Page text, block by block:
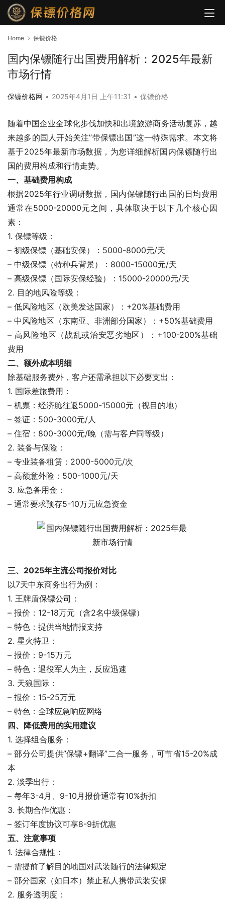
Home 保镖价格
国内保镖随行出国费用解析：2025年最新
市场行情
保镖价格网 • 2025年4月1日 上午11:31 • 保镖价格
随着中国企业全球化步伐加快和出境旅游商务活动复苏，越
来越多的国人开始关注”带保镖出国”这一特殊需求。本文将
基于2025年最新市场数据，为您详细解析国内保镖随行出
国的费用构成和行情走势。
一、基础费用构成
根据2025年行业调研数据，国内保镖随行出国的日均费用
通常在5000-20000元之间，具体取决于以下几个核心因
素：
1. 保镖等级：
– 初级保镖（基础安保）：5000-8000元/天
– 中级保镖（特种兵背景）：8000-15000元/天
– 高级保镖（国际安保经验）：15000-20000元/天
2. 目的地风险等级：
– 低风险地区（欧美发达国家）：+20%基础费用
– 中风险地区（东南亚、非洲部分国家）：+50%基础费用
– 高风险地区（战乱或治安恶劣地区）：+100-200%基础
费用
二、额外成本明细
除基础服务费外，客户还需承担以下必要支出：
1. 国际差旅费用：
– 机票：经济舱往返5000-15000元（视目的地）
– 签证：500-3000元/人
– 住宿：800-3000元/晚（需与客户同等级）
2. 装备与保险：
– 专业装备租赁：2000-5000元/次
– 高额意外险：500-1000元/天
3. 应急备用金：
– 通常要求预存5-10万元应急资金
三、2025年主流公司报价对比
以7天中东商务出行为例：
1. 王牌盾保镖公司 ：
– 报价：12-18万元（含2名中级保镖）
– 特色：提供当地情报支持
2. 星火特卫：
– 报价：9-15万元
– 特色：退役军人为主，反应迅速
3. 天狼国际：
– 报价：15-25万元
– 特色：全球应急响应网络
四、降低费用的实用建议
1. 选择组合服务：
– 部分公司提供”保镖+翻译”二合一服务，可节省15-20%成
本
2. 淡季出行：
– 每年3-4月、9-10月报价通常有10%折扣
3. 长期合作优惠：
– 签订年度协议可享8-9折优惠
五、注意事项
1. 法律合规性：
– 需提前了解目的地国对武装随行的法律规定
– 部分国家（如日本）禁止私人携带武装安保
2. 服务透明度：